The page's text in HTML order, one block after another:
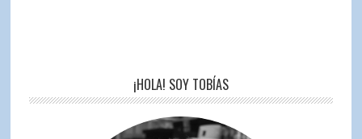
¡HOLA! SOY TOBÍAS